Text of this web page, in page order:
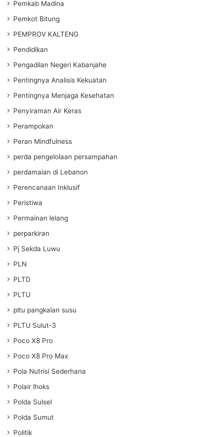
Pemkab Madina
Pemkot Bitung
PEMPROV KALTENG
Pendidikan
Pengadilan Negeri Kabanjahe
Pentingnya Analisis Kekuatan
Pentingnya Menjaga Kesehatan
Penyiraman Air Keras
Perampokan
Peran Mindfulness
perda pengelolaan persampahan
perdamaian di Lebanon
Perencanaan Inklusif
Peristiwa
Permainan lelang
perparkiran
Pj Sekda Luwu
PLN
PLTD
PLTU
pltu pangkalan susu
PLTU Sulut-3
Poco X8 Pro
Poco X8 Pro Max
Pola Nutrisi Sederhana
Polair lhoks
Polda Sulsel
Polda Sumut
Politik